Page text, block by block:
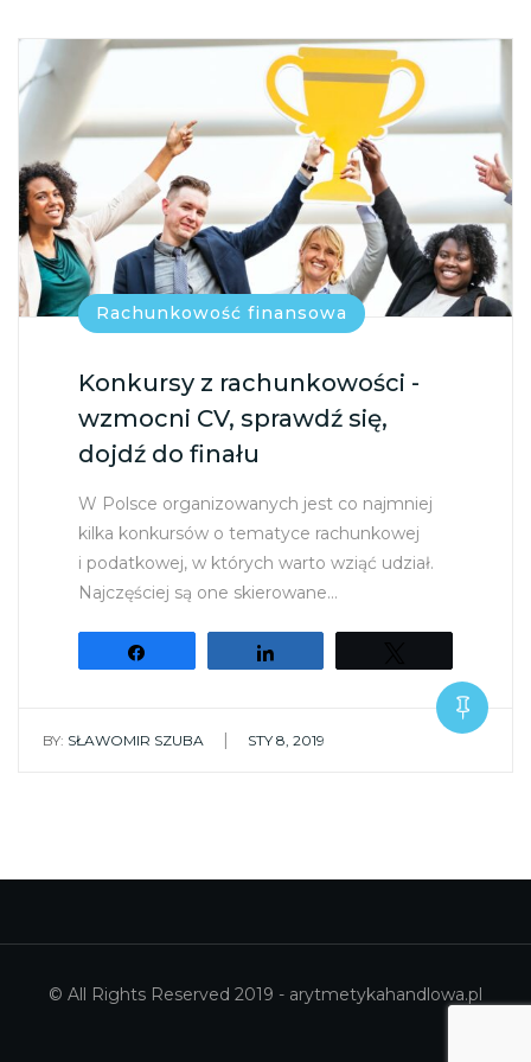
Rachunkowość finansowa
Konkursy z rachunkowości -
wzmocni CV, sprawdź się,
dojdź do finału
W Polsce organizowanych jest co najmniej
kilka konkursów o tematyce rachunkowej
i podatkowej, w których warto wziąć udział.
Najczęściej są one skierowane…
BY: SŁAWOMIR SZUBA STY 8, 2019
© All Rights Reserved 2019 - arytmetykahandlowa.pl